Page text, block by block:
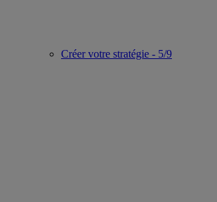
Créer votre stratégie - 5/9